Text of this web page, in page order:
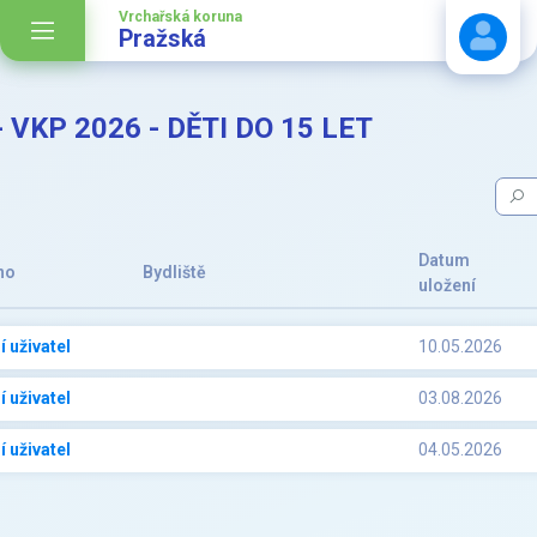
Vrchařská koruna
Pražská
Stáhnout návod
VKP 2026 - DĚTI DO 15 LET
Bydliště
Datum
uložení
uživatel 10.05.2026
uživatel 03.08.2026
uživatel 04.05.2026